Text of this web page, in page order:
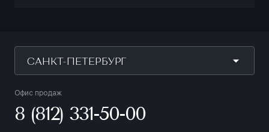
САНКТ-ПЕТЕРБУРГ
Офис продаж
8 (812) 331-50-00